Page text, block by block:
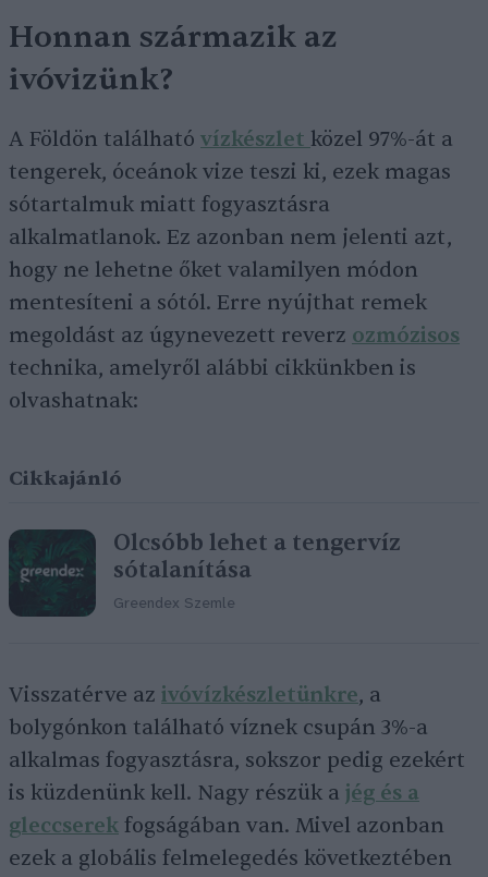
Honnan származik az
ivóvizünk?
A Földön található vízkészlet közel 97%-át a
tengerek, óceánok vize teszi ki, ezek magas
sótartalmuk miatt fogyasztásra
alkalmatlanok. Ez azonban nem jelenti azt,
hogy ne lehetne őket valamilyen módon
mentesíteni a sótól. Erre nyújthat remek
megoldást az úgynevezett reverz ozmózisos
technika, amelyről alábbi cikkünkben is
olvashatnak:
Cikkajánló
Olcsóbb lehet a tengervíz
sótalanítása
Greendex Szemle
Visszatérve az ivóvízkészletünkre, a
bolygónkon található víznek csupán 3%-a
alkalmas fogyasztásra, sokszor pedig ezekért
is küzdenünk kell. Nagy részük a jég és a
gleccserek fogságában van. Mivel azonban
ezek a globális felmelegedés következtében